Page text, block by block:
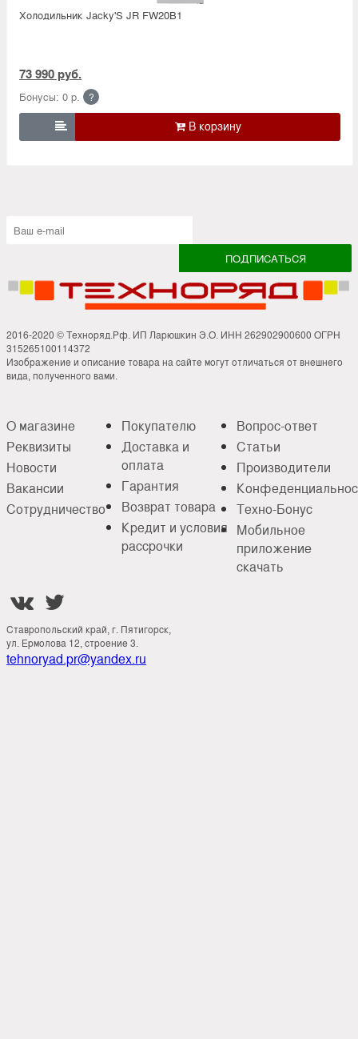
Холодильник Jacky'S JR FW20B1
73 990 руб.
Бонусы: 0 р. ?

2016-2020 © Техноряд.Рф. ИП Ларюшкин Э.О. ИНН 262902900600 ОГРН
315265100114372
Изображение и описание товара на сайте могут отличаться от внешнего
вида, полученного вами.
О магазине
Реквизиты
Новости
Вакансии
Сотрудничество
Покупателю
Доставка и
оплата
Гарантия
Возврат товара
Кредит и условия
рассрочки
Вопрос-ответ
Статьи
Производители
Техно-Бонус
Мобильное
приложение
скачать
 
Ставропольский край, г. Пятигорск,
ул. Ермолова 12, строение 3.
tehnoryad.pr@yandex.ru